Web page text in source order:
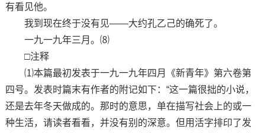
有看见他。
我到现在终于没有见——大约孔乙己的确死了。
一九一九年三月。⑻
□注释
⑴本篇最初发表于一九一九年四月《新青年》第六卷第
四号。发表时篇末有作者的附记如下：“这一篇很拙的小说，
还是去年冬天做成的。那时的意思，单在描写社会上的或一
种生活，请读者看看，并没有别的深意。但用活字排印了发